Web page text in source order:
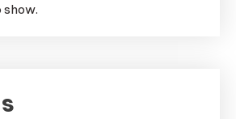
show.